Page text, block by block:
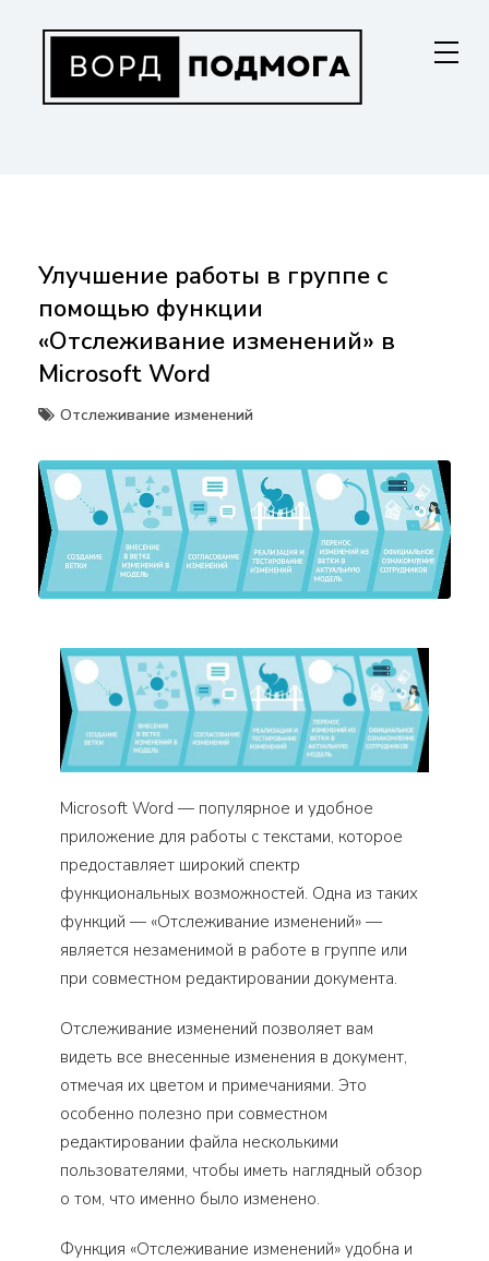
содержанию
Улучшение работы в группе с
помощью функции
«Отслеживание изменений» в
Microsoft Word
Отслеживание изменений
Microsoft Word — популярное и удобное
приложение для работы с текстами, которое
предоставляет широкий спектр
функциональных возможностей. Одна из таких
функций — «Отслеживание изменений» —
является незаменимой в работе в группе или
при совместном редактировании документа.
Отслеживание изменений позволяет вам
видеть все внесенные изменения в документ,
отмечая их цветом и примечаниями. Это
особенно полезно при совместном
редактировании файла несколькими
пользователями, чтобы иметь наглядный обзор
о том, что именно было изменено.
Функция «Отслеживание изменений» удобна и